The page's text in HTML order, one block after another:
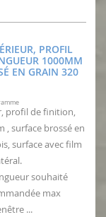
PROFIL
1000MM
EN GRAIN 320
profil de finition,
, surface brossé en
surface avec film
souhaité
max
...